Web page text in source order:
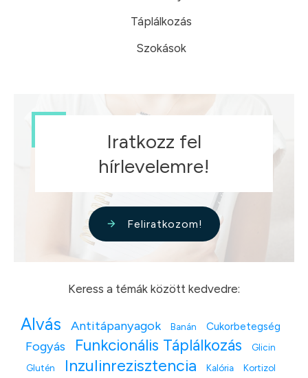
Táplálkozás
Szokások
Iratkozz fel
hírlevelemre!
Feliratkozom!
Keress a témák között kedvedre:
Alvás Antitápanyagok Banán Cukorbetegség
Fogyás Funkcionális Táplálkozás
Glicin
Glutén
Inzulinrezisztencia Kalória Kortizol